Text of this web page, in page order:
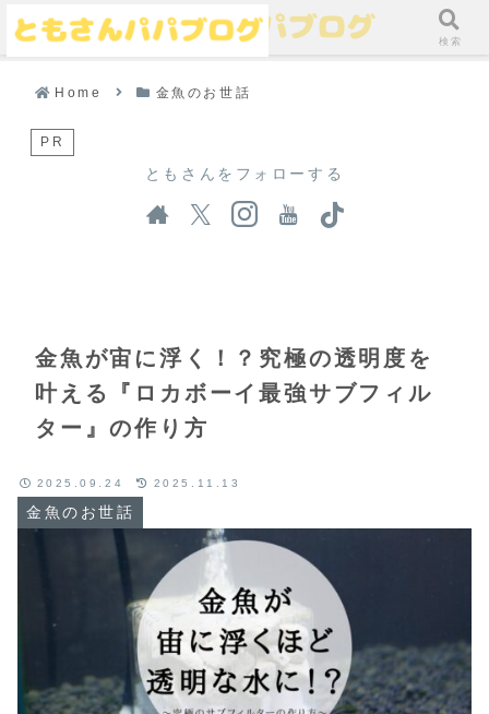
Home 金魚のお世話
PR
金魚が宙に浮く！？究極の透明度を
叶える『ロカボーイ最強サブフィル
ター』の作り方
金魚のお世話
2025.09.24 2025.11.13
ともさんをフォローする
メニュー 検索